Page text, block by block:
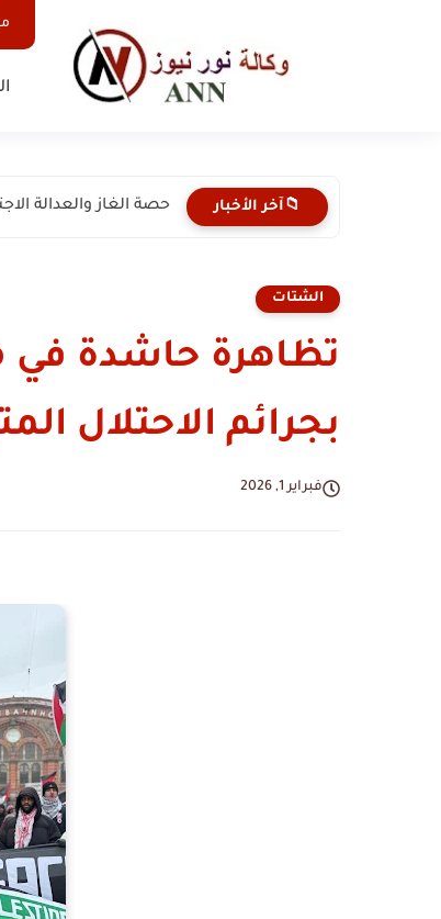
📁آخر الأخبار حصة الغاز والعدالة
الشتات
تظاهرة حاشدة في
بجرائم الاحتلال
فبراير 1, 2026